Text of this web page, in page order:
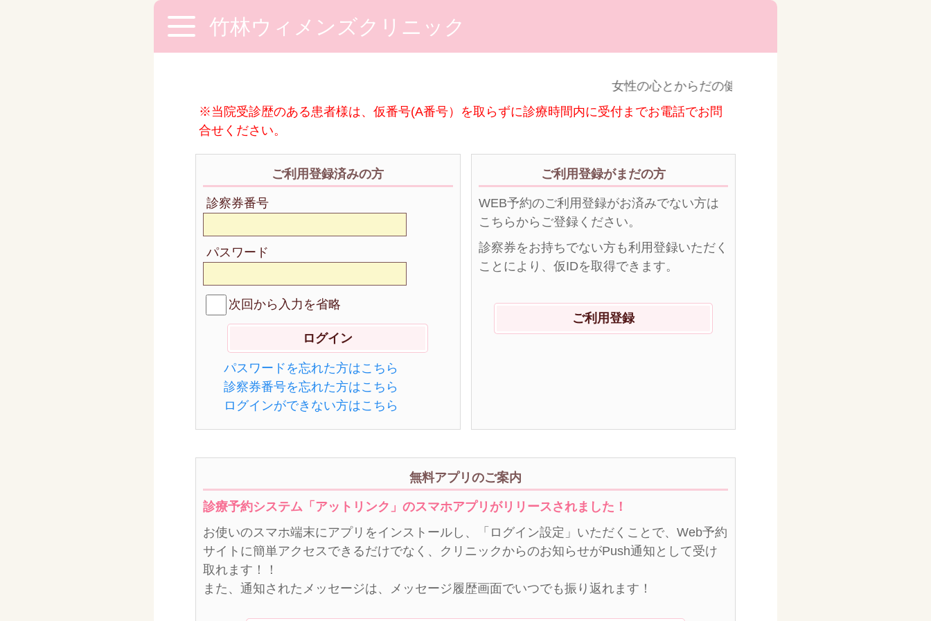
竹林ウィメンズクリニック
女性の心とからだの健康をトータルに守る信頼のクリニ
※当院受診歴のある患者様は、仮番号(A番号）を取らずに診療時間内に受付までお電話でお問
合せください。
ご利用登録済みの方
診察券番号
パスワード
次回から入力を省略
パスワードを忘れた方はこちら
診察券番号を忘れた方はこちら
ログインができない方はこちら
ご利用登録がまだの方
WEB予約のご利用登録がお済みでない方は
こちらからご登録ください。
診察券をお持ちでない方も利用登録いただく
ことにより、仮IDを取得できます。
ご利用登録
無料アプリのご案内
診療予約システム「アットリンク」のスマホアプリがリリースされました！
お使いのスマホ端末にアプリをインストールし、「ログイン設定」いただくことで、Web予約
サイトに簡単アクセスできるだけでなく、クリニックからのお知らせがPush通知として受け
取れます！！
また、通知されたメッセージは、メッセージ履歴画面でいつでも振り返れます！